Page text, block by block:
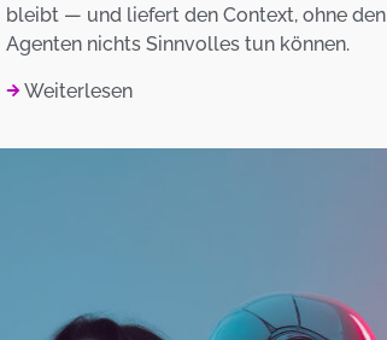
bleibt — und liefert den Context, ohne den
Agenten nichts Sinnvolles tun können.
Weiterlesen